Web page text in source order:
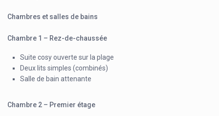
Chambres et salles de bains
Chambre 1 – Rez-de-chaussée
Suite cosy ouverte sur la plage
Deux lits simples (combinés)
Salle de bain attenante
Chambre 2 – Premier étage